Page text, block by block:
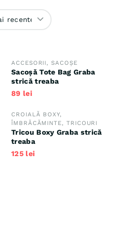
mai
ACCESORII ,SACOȘE
Sacoșă Tote Bag Graba
strică treaba
89 lei
CROIALĂ BOXY,
ÎMBRĂCĂMINTE, TRICOURI
Tricou Boxy Graba strică
treaba
125 lei